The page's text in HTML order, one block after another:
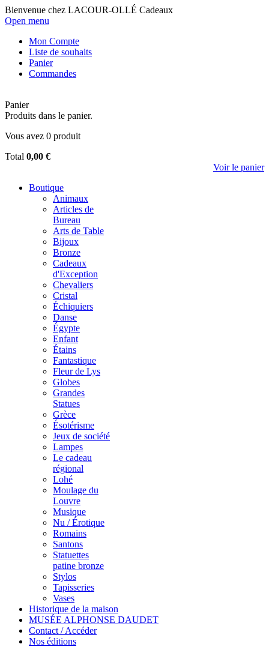
Bienvenue chez LACOUR-OLLÉ Cadeaux
Open menu
Mon Compte
Liste de souhaits
Panier
Commandes
Panier
Produits dans le panier.
Vous avez 0 produit
Total 0,00 €
Voir le panier
Boutique
Animaux
Articles de
Bureau
Arts de Table
Bijoux
Bronze
Cadeaux
d'Exception
Chevaliers
Cristal
Échiquiers
Danse
Égypte
Enfant
Étains
Fantastique
Fleur de Lys
Globes
Grandes
Statues
Grèce
Ésotérisme
Jeux de société
Lampes
Le cadeau
régional
Lohé
Moulage du
Louvre
Musique
Nu / Érotique
Romains
Santons
Statuettes
patine bronze
Stylos
Tapisseries
Vases
Historique de la maison
MUSÉE ALPHONSE DAUDET
Contact / Accéder
Nos éditions